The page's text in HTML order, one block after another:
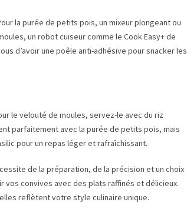
la purée de petits pois, un mixeur plongeant ou
un robot cuiseur comme le Cook Easy+ de
d’avoir une poêle anti-adhésive pour snacker les
le velouté de moules, servez-le avec du riz
parfaitement avec la purée de petits pois, mais
pour un repas léger et rafraîchissant.
de la préparation, de la précision et un choix
vos convives avec des plats raffinés et délicieux.
reflètent votre style culinaire unique.